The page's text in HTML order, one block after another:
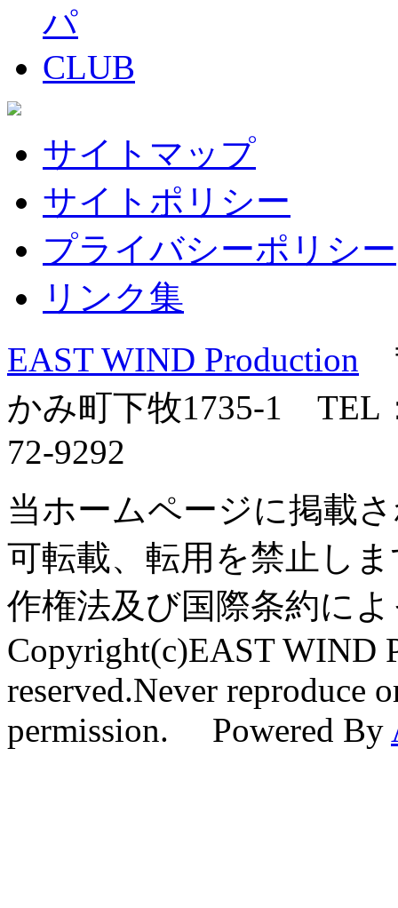
サイトマップ
サイトポリシー
プライバシーポリシー
リンク集
EAST WIND Production
かみ町下牧1735-1 TEL
72-9292
当ホームページに掲載
可転載、転用を禁止し
作権法及び国際条約に
Copyright(c)EAST WIND
reserved.Never reproduce
permission. Powered By